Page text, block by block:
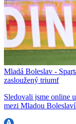
Mladá Boleslav -
zasloužený triumf
Sledovali jsme online
mezi Mladou Boleslaví